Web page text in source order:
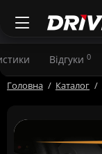
Головна Каталог
Відгуки 0